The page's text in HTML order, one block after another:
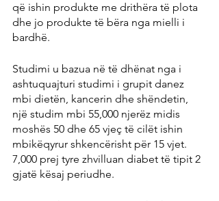
që ishin produkte me drithëra të plota
dhe jo produkte të bëra nga mielli i
bardhë.
Studimi u bazua në të dhënat nga i
ashtuquajturi studimi i grupit danez
mbi dietën, kancerin dhe shëndetin,
një studim mbi 55,000 njerëz midis
moshës 50 dhe 65 vjeç të cilët ishin
mbikëqyrur shkencërisht për 15 vjet.
7,000 prej tyre zhvilluan diabet të tipit 2
gjatë kësaj periudhe.